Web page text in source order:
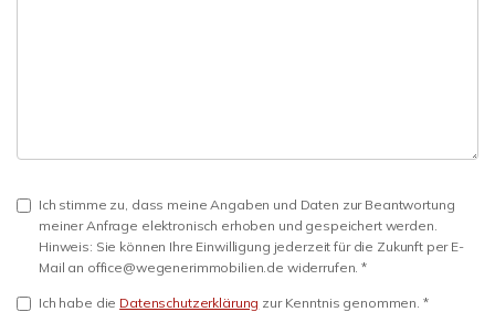
Ich stimme zu, dass meine Angaben und Daten zur Beantwortung
meiner Anfrage elektronisch erhoben und gespeichert werden.
Hinweis: Sie können Ihre Einwilligung jederzeit für die Zukunft per E-
Mail an office@wegenerimmobilien.de widerrufen. *
Ich habe die Datenschutzerklärung zur Kenntnis genommen. *